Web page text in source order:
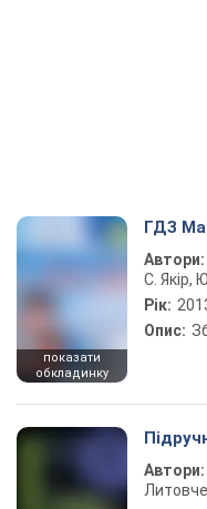
показати
обкладинку
ГДЗ
Автори:
С. Якір,
Рік:
Опис:
Автори: